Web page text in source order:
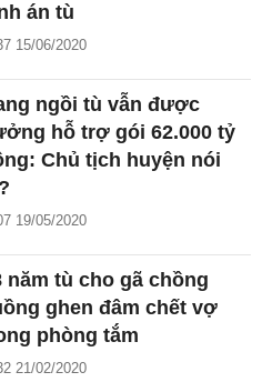
án tù
15/06/2020
ngồi tù vẫn được
hỗ trợ gói 62.000 tỷ
Chủ tịch huyện nói
19/05/2020
năm tù cho gã chồng
ghen đâm chết vợ
phòng tắm
21/02/2020